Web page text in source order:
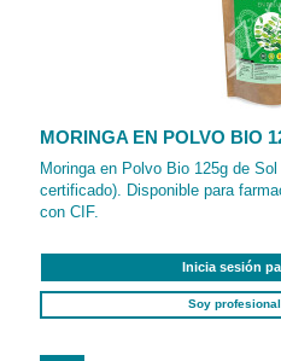
MORINGA EN POLVO BIO
Moringa en Polvo Bio 125g de
certificado). Disponible para
con CIF.
Inicia sesión
Soy